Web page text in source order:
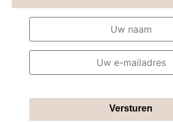
Versturen